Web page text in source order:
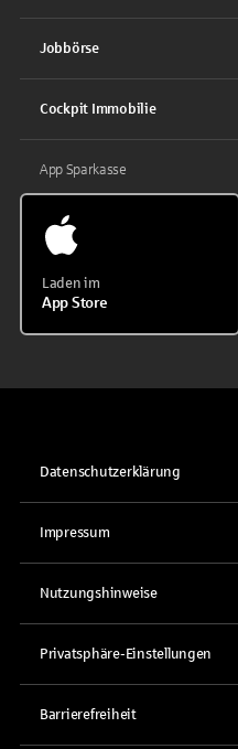
Jobbörse
Cockpit Immobilie
App Sparkasse
Laden im
App Store
Datenschutzerklärung
Impressum
Nutzungshinweise
Privatsphäre-Einstellungen
Barrierefreiheit